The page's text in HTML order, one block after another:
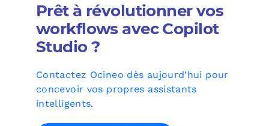
Prêt à révolutionner vos
workflows avec Copilot
Studio ?
Contactez Ocineo dès aujourd’hui pour
concevoir vos propres assistants
intelligents.